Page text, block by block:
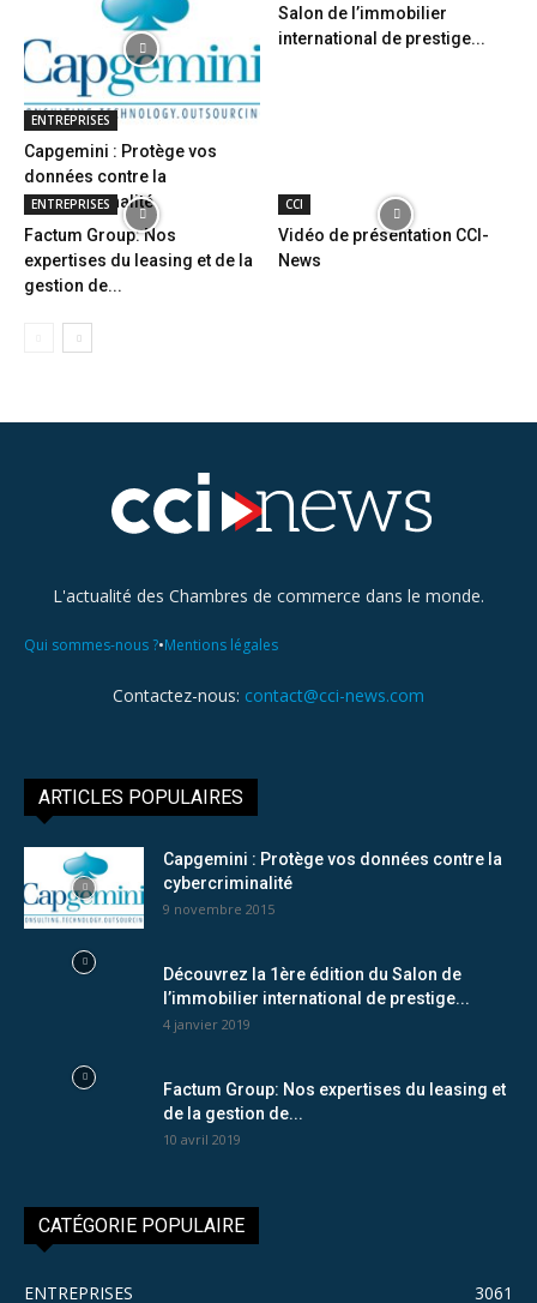
ENTREPRISES
Capgemini : Protège vos
données contre la
cybercriminalité
Salon de l’immobilier
international de prestige...
ENTREPRISES
Factum Group: Nos
expertises du leasing et de la
gestion de...
CCI
Vidéo de présentation CCI-
News
L'actualité des Chambres de commerce dans le monde.
Qui sommes-nous ?•Mentions légales
Contactez-nous: contact@cci-news.com
ARTICLES POPULAIRES
Capgemini : Protège vos données contre la
cybercriminalité
9 novembre 2015
Découvrez la 1ère édition du Salon de
l’immobilier international de prestige...
4 janvier 2019
Factum Group: Nos expertises du leasing et
de la gestion de...
10 avril 2019
CATÉGORIE POPULAIRE
ENTREPRISES 3061